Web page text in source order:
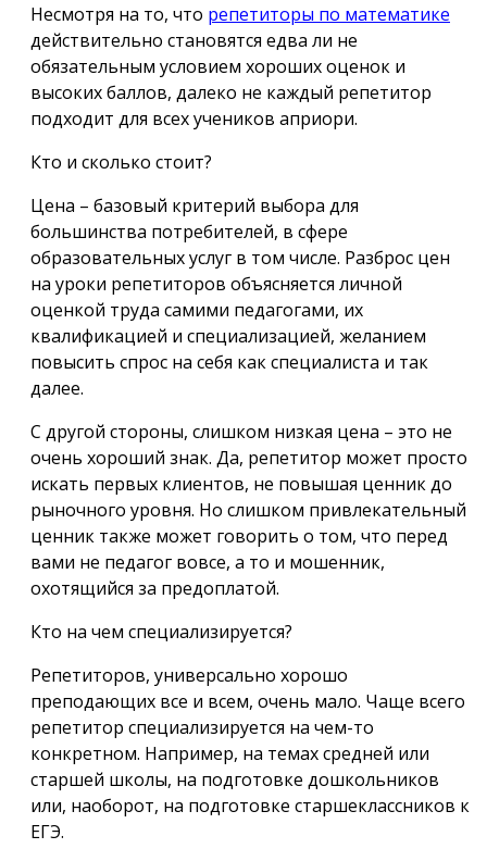
Несмотря на то, что репетиторы по математике
действительно становятся едва ли не
обязательным условием хороших оценок и
высоких баллов, далеко не каждый репетитор
подходит для всех учеников априори.
Кто и сколько стоит?
Цена – базовый критерий выбора для
большинства потребителей, в сфере
образовательных услуг в том числе. Разброс цен
на уроки репетиторов объясняется личной
оценкой труда самими педагогами, их
квалификацией и специализацией, желанием
повысить спрос на себя как специалиста и так
далее.
С другой стороны, слишком низкая цена – это не
очень хороший знак. Да, репетитор может просто
искать первых клиентов, не повышая ценник до
рыночного уровня. Но слишком привлекательный
ценник также может говорить о том, что перед
вами не педагог вовсе, а то и мошенник,
охотящийся за предоплатой.
Кто на чем специализируется?
Репетиторов, универсально хорошо
преподающих все и всем, очень мало. Чаще всего
репетитор специализируется на чем-то
конкретном. Например, на темах средней или
старшей школы, на подготовке дошкольников
или, наоборот, на подготовке старшеклассников к
ЕГЭ.